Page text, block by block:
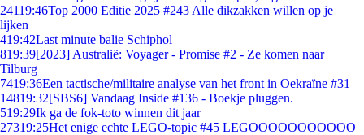
24119:46Top 2000 Editie 2025 #243 Alle dikzakken willen op je
lijken
419:42Last minute balie Schiphol
819:39[2023] Australië: Voyager - Promise #2 - Ze komen naar
Tilburg
7419:36Een tactische/militaire analyse van het front in Oekraïne #31
14819:32[SBS6] Vandaag Inside #136 - Boekje pluggen.
519:29Ik ga de fok-toto winnen dit jaar
27319:25Het enige echte LEGO-topic #45 LEGOOOOOOOOOOO